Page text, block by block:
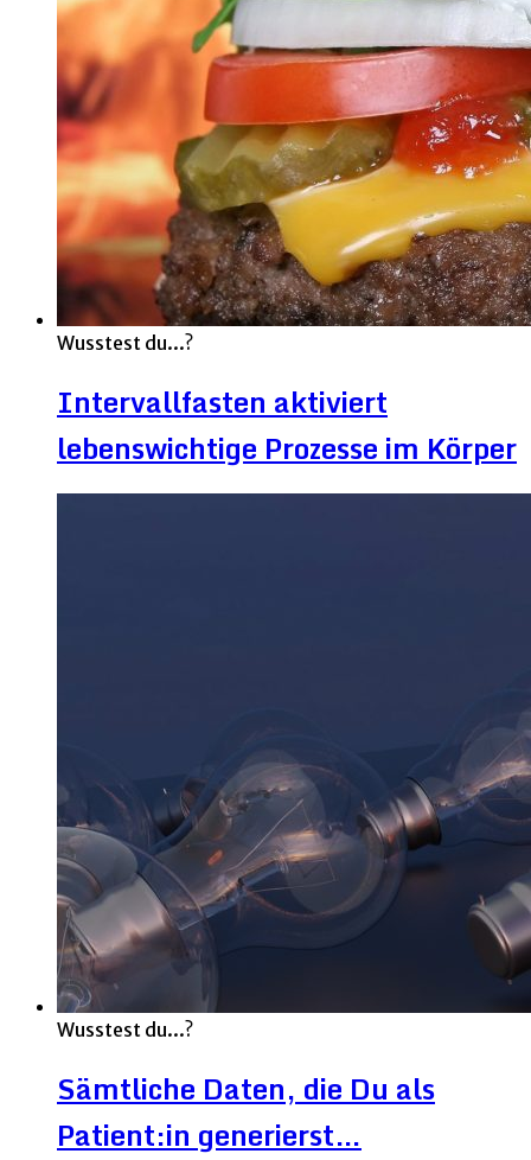
Wusstest du...?
Intervallfasten aktiviert
lebenswichtige Prozesse im Körper
Wusstest du...?
Sämtliche Daten, die Du als
Patient:in generierst…